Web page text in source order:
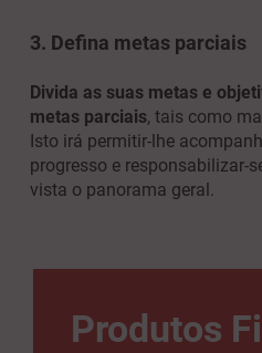
3. Defina metas parciais
Divida as suas metas e
metas parciais, tais como
Isto irá permitir-lhe
progresso e responsabilizar-
vista o panorama geral.
Produtos